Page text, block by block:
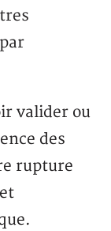
valider ou
des
rupture